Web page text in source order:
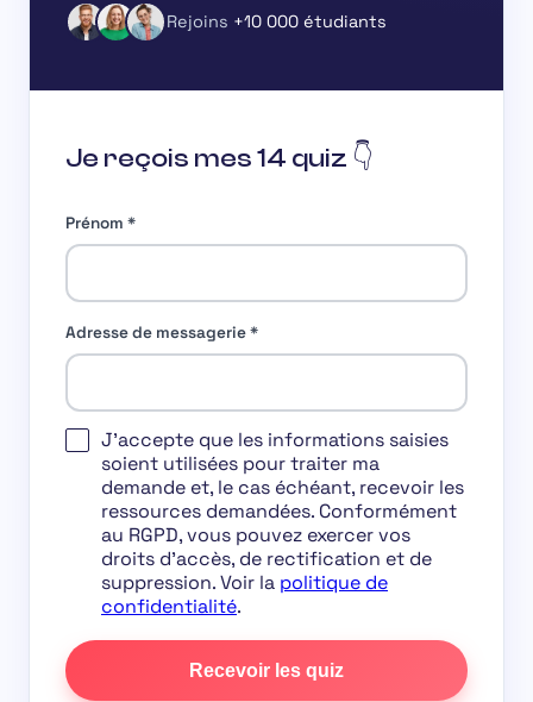
Rejoins +10 000 étudiants
Je reçois mes 14 quiz 👇
Prénom *
Adresse de messagerie*
J'accepte que les informations saisies
soient utilisées pour traiter ma
demande et, le cas échéant, recevoir les
ressources demandées. Conformément
au RGPD, vous pouvez exercer vos
droits d'accès, de rectification et de
suppression. Voir la politique de
confidentialité.
Recevoir les quiz